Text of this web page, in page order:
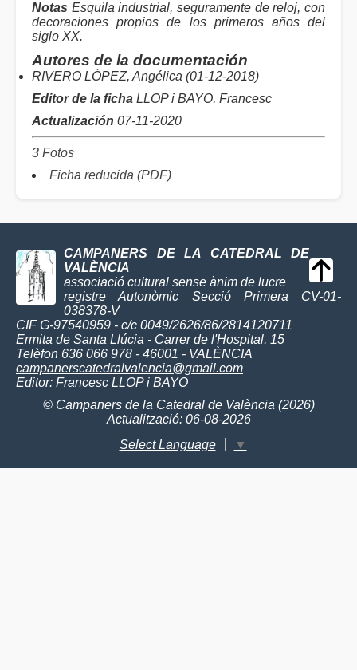
Notas Esquila industrial, seguramente de reloj, con
decoraciones propios de los primeros años del
siglo XX.
Autores de la documentación
RIVERO LÓPEZ, Angélica (01-12-2018)
Editor de la ficha LLOP i BAYO, Francesc
Actualización 07-11-2020
3 Fotos
Ficha reducida (PDF)
CAMPANERS DE LA CATEDRAL DE
VALÈNCIA
associació cultural sense ànim de lucre
registre Autonòmic Secció Primera CV-01-
038378-V
CIF G-97540959 - c/c 0049/2626/86/2814120711
Ermita de Santa Llúcia - Carrer de l'Hospital, 15
Telèfon 636 066 978 - 46001 - VALÈNCIA
campanerscatedralvalencia@gmail.com
Editor: Francesc LLOP i BAYO
© Campaners de la Catedral de València (2026)
Actualització: 06-08-2026
Select Language
▼